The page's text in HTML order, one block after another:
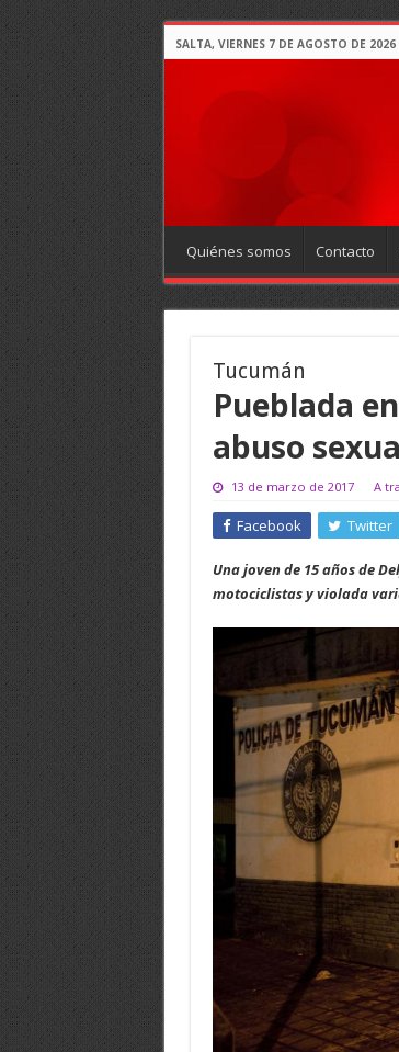
SALTA, VIERNES 7 DE AGOSTO DE 2026
Quiénes somos Contacto
Tucumán
Pueblada
abuso
13 de marzo de 2017 A
Facebook Twitter
Una joven de 15 años de
motociclistas y violada